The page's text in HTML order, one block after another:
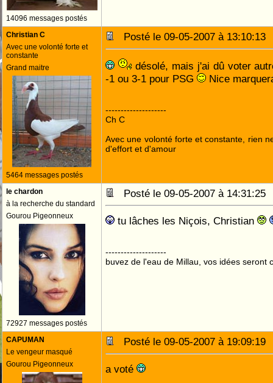
14096 messages postés
Christian C
Avec une volonté forte et
constante
Grand maitre
5464 messages postés
Posté le 09-05-2007 à
désolé, mais j'ai dû voter
-1 ou 3-1 pour PSG
Nice
--------------------
Ch C
Avec une volonté forte et constante, rien
d'effort et d'amour
le chardon
à la recherche du standard
Gourou Pigeonneux
72927 messages postés
Posté le 09-05-2007 à
tu lâches les Niçois, Christian
--------------------
buvez de l'eau de Millau, vos idées seront
CAPUMAN
Le vengeur masqué
Gourou Pigeonneux
Posté le 09-05-2007 à
a voté